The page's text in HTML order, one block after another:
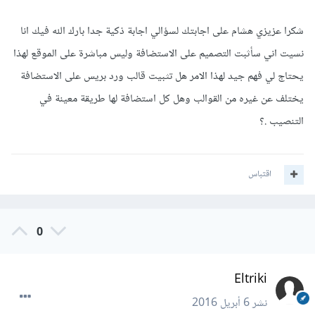
شكرا عزيزي هشام على اجابتك لسؤالي اجابة ذكية جدا بارك الله فيك انا
نسيت اني سأثبت التصميم على الاستضافة وليس مباشرة على الموقع لهذا
يحتاج لي فهم جيد لهذا الامر هل تثبيت قالب ورد بريس على الاستضافة
يختلف عن غيره من القوالب وهل كل استضافة لها طريقة معينة في
التنصيب .؟
اقتباس
0
Eltriki
نشر6 أبريل 2016